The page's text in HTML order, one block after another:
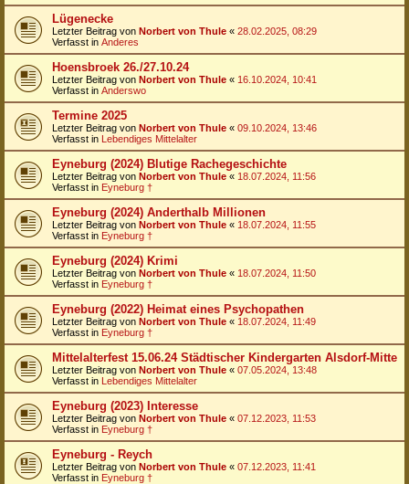
Lügenecke
Letzter Beitrag von Norbert von Thule « 28.02.2025, 08:29
Verfasst in Anderes
Hoensbroek 26./27.10.24
Letzter Beitrag von Norbert von Thule « 16.10.2024, 10:41
Verfasst in Anderswo
Termine 2025
Letzter Beitrag von Norbert von Thule « 09.10.2024, 13:46
Verfasst in Lebendiges Mittelalter
Eyneburg (2024) Blutige Rachegeschichte
Letzter Beitrag von Norbert von Thule « 18.07.2024, 11:56
Verfasst in Eyneburg †
Eyneburg (2024) Anderthalb Millionen
Letzter Beitrag von Norbert von Thule « 18.07.2024, 11:55
Verfasst in Eyneburg †
Eyneburg (2024) Krimi
Letzter Beitrag von Norbert von Thule « 18.07.2024, 11:50
Verfasst in Eyneburg †
Eyneburg (2022) Heimat eines Psychopathen
Letzter Beitrag von Norbert von Thule « 18.07.2024, 11:49
Verfasst in Eyneburg †
Mittelalterfest 15.06.24 Städtischer Kindergarten Alsdorf-Mitte
Letzter Beitrag von Norbert von Thule « 07.05.2024, 13:48
Verfasst in Lebendiges Mittelalter
Eyneburg (2023) Interesse
Letzter Beitrag von Norbert von Thule « 07.12.2023, 11:53
Verfasst in Eyneburg †
Eyneburg - Reych
Letzter Beitrag von Norbert von Thule « 07.12.2023, 11:41
Verfasst in Eyneburg †